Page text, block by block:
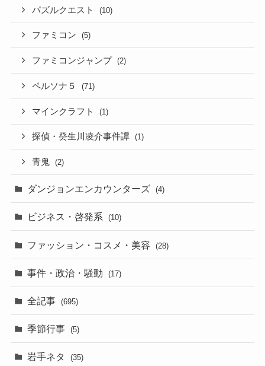
パズルクエスト (10)
ファミコン (5)
ファミコンジャンプ (2)
ペルソナ５ (71)
マインクラフト (1)
探偵・癸生川凌介事件譚 (1)
青鬼 (2)
ダンジョンエンカウンターズ (4)
ビジネス・啓発系 (10)
ファッション・コスメ・美容 (28)
事件・政治・騒動 (17)
全記事 (695)
季節行事 (5)
岩手ネタ (35)